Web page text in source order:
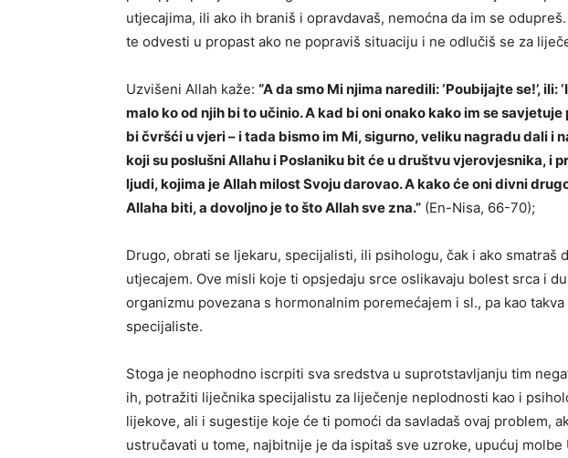
utjecajima, ili ako ih braniš i opravdavaš, nemoćna da im se
te odvesti u propast ako ne popraviš situaciju i ne odlučiš se za
Uzvišeni Allah kaže: “A da smo Mi njima naredili: ‘Poubijajte se!’, ili:
malo ko od njih bi to učinio. A kad bi oni onako kako im se
bi čvršći u vjeri – i tada bismo im Mi, sigurno, veliku nagradu dali i
koji su poslušni Allahu i Poslaniku bit će u društvu vjerovjesnika, i
ljudi, kojima je Allah milost Svoju darovao. A kako će oni divni
Allaha biti, a dovoljno je to što Allah sve zna.” (En-Nisa, 66-70);
Drugo, obrati se ljekaru, specijalisti, ili psihologu, čak i ako smatraš
utjecajem. Ove misli koje ti opsjedaju srce oslikavaju bolest srca i
organizmu povezana s hormonalnim poremećajem i sl., pa kao
specijaliste.
Stoga je neophodno iscrpiti sva sredstva u suprotstavljanju tim
ih, potražiti liječnika specijalistu za liječenje neplodnosti kao i
lijekove, ali i sugestije koje će ti pomoći da savladaš ovaj problem,
ustručavati u tome, najbitnije je da ispitaš sve uzroke, upućuj